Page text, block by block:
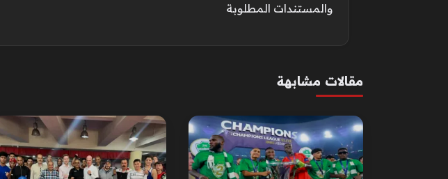
والمستندات المطلوبة
مقالات مشابهة